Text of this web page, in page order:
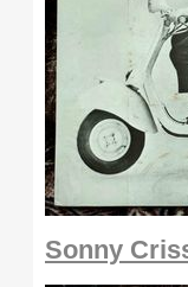
Sonny